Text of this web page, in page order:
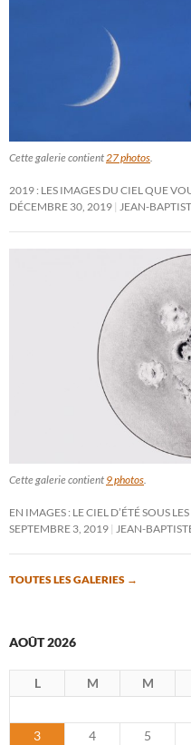
Cette galerie contient27 photos.
2019 : LES IMAGES DU CIEL QUE
DÉCEMBRE 30, 2019 JEAN-
Cette galerie contient 9 photos.
EN IMAGES : LE CIEL D’ÉTÉ SOUS
SEPTEMBRE 3, 2019 JEAN-
TOUTES LES GALERIES →
AOÛT 2026
L M M
3
4 5